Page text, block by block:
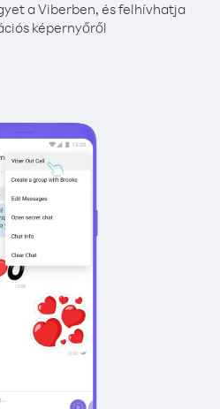
a Viberben, és felhívhatja
képernyőről